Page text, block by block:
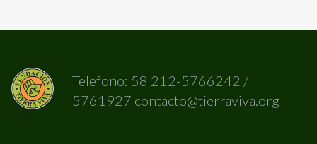
Telefono: 58 212-5766242 /
5761927 contacto@tierraviva.org